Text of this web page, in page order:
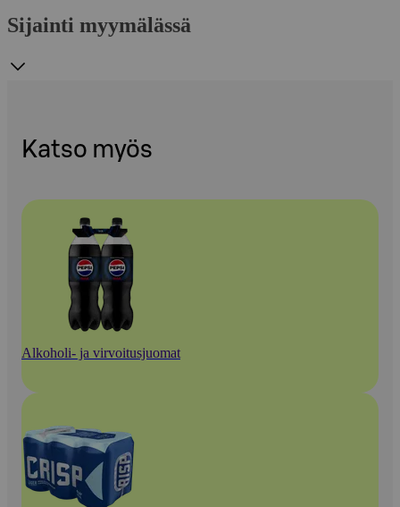
Sijainti myymälässä
Katso myös
Alkoholi- ja virvoitusjuomat